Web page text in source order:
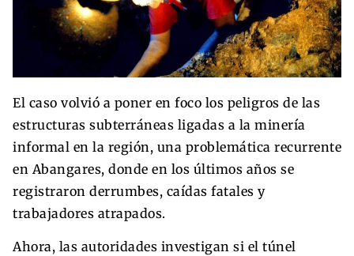
El caso volvió a poner en foco los peligros de las
estructuras subterráneas ligadas a la minería
informal en la región, una problemática recurrente
en Abangares, donde en los últimos años se
registraron derrumbes, caídas fatales y
trabajadores atrapados.
Ahora, las autoridades investigan si el túnel